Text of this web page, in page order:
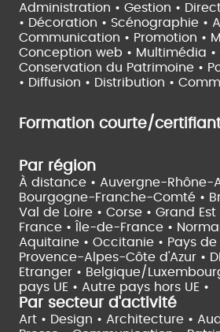
Administration • Gestion •
• Décoration • Scénographie •
Communication • Promotion •
Conception web • Multimédia •
Conservation du Patrimoine •
• Diffusion • Distribution •
Formation courte/
Par région
À distance • Auvergne-Rhône-
Bourgogne-Franche-Comté •
Val de Loire • Corse • Grand Est
France •
Île-de-France •
Aquitaine • Occitanie • Pays de
Provence-Alpes-Côte d'Azur •
Etranger • Belgique/
pays UE • Autre pays hors UE •
Par secteur d'activité
Art • Design • Architecture •